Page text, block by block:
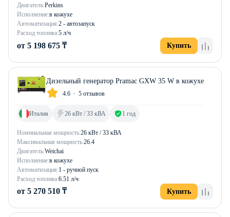
Двигатель:Perkins
Исполнение:в кожухе
Автоматизация:2 - автозапуск
Расход топлива:5 л/ч
от 5 198 675 ₸ Купить
Дизельный генератор Pramac GXW 35 W в кожухе
4.6 5 отзывов
Номинальная мощность:26 кВт / 33 кВА
Максимальная мощность:26.4
Двигатель:Weichai
Исполнение:в кожухе
Автоматизация:1 - ручной пуск
Расход топлива:6.51 л/ч
Италия 26 кВт / 33 кВА 1 год
от 5 270 510 ₸ Купить